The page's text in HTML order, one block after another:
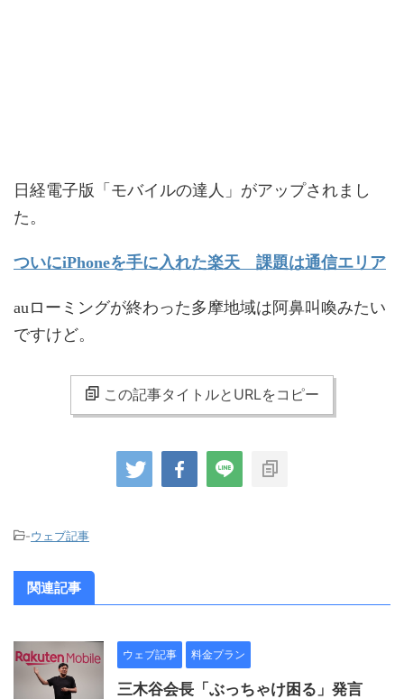
日経電子版「モバイルの達人」がアップされまし
た。
ついにiPhoneを手に入れた楽天 課題は通信エリア
auローミングが終わった多摩地域は阿鼻叫喚みたい
ですけど。
この記事タイトルとURLをコピー
-ウェブ記事
関連記事
ウェブ記事 料金プラン
三木谷会長「ぶっちゃけ困る」発言